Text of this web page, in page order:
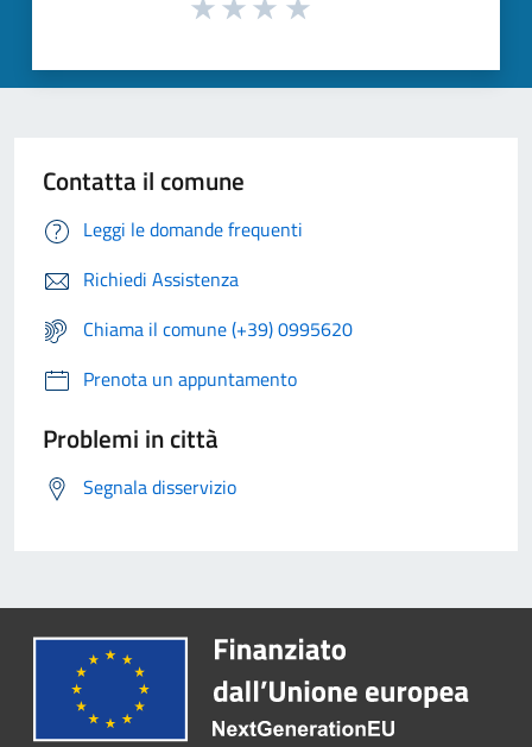
Contatta il comune
Leggi le domande frequenti
Richiedi Assistenza
Chiama il comune (+39) 0995620
Prenota un appuntamento
Problemi in città
Segnala disservizio